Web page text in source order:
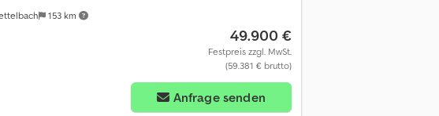
153 km
49.900 €
Festpreis zzgl. MwSt.
(59.381 € brutto)
Anfrage senden